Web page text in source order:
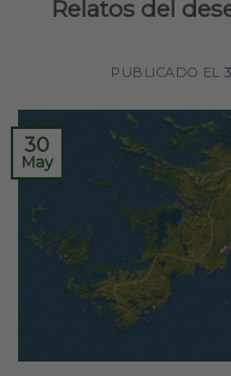
Relatos del
PUBLICADO EL
30
May